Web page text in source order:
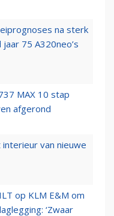
na sterk
75 A320neo’s
MAX 10 stap
afgerond
van nieuwe
op KLM E&M om
‘Zwaar